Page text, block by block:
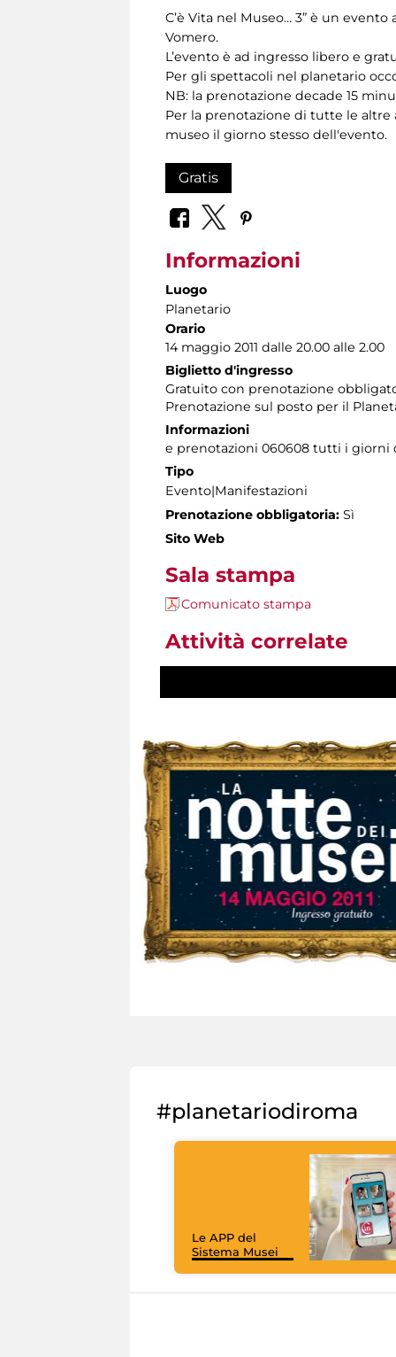
C’è Vita nel Museo… 3” è un
Vomero.
L’evento è ad ingresso libero e
Per gli spettacoli nel planetario
NB: la prenotazione decade 15
Per la prenotazione di tutte le
museo il giorno stesso dell'evento.
Gratis
Informazioni
Luogo
Planetario
Orario
14 maggio 2011 dalle 20.00 alle 2.00
Biglietto d'ingresso
Gratuito con prenotazione
Prenotazione sul posto per il
Informazioni
e prenotazioni 060608 tutti i giorni
Tipo
Evento|Manifestazioni
Prenotazione obbligatoria: Sì
Sito Web
Sala stampa
Comunicato stampa
Attività correlate
#planetariodiroma
Le APP del
Sistema Musei